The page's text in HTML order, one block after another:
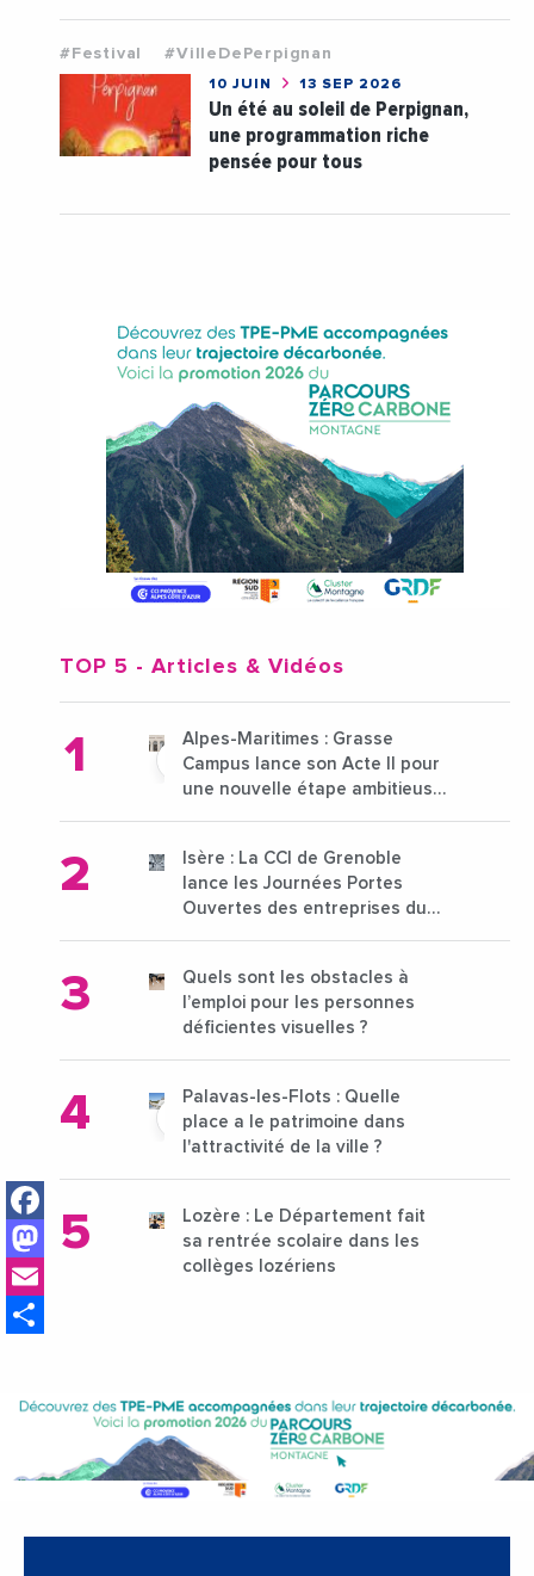
Facebook
Mastodon
#Festival #VilleDePerpignan
10 JUIN 13 SEP 2026
Un été au soleil de Perpignan,
une programmation riche
pensée pour tous
TOP 5 - Articles & Vidéos
Alpes-Maritimes : Grasse
Campus lance son Acte II pour
une nouvelle étape ambitieuse
Isère : La CCI de Grenoble
lance les Journées Portes
Ouvertes des entreprises du
Quels sont les obstacles à
l’emploi pour les personnes
déficientes visuelles ?
Palavas-les-Flots : Quelle
place a le patrimoine dans
l'attractivité de la ville ?
Lozère : Le Département fait
sa rentrée scolaire dans les
collèges lozériens